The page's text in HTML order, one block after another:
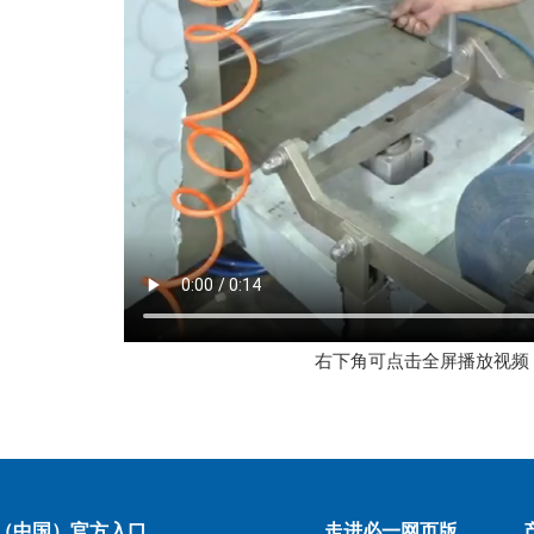
右下角可点击全屏播放视频